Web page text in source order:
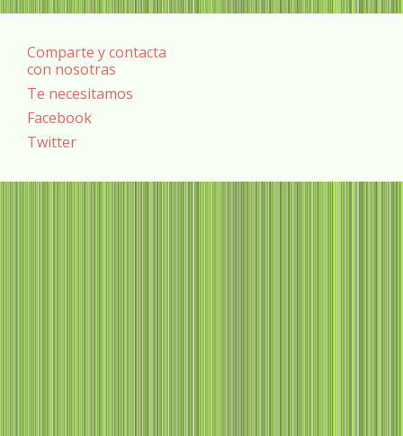
Comparte y contacta
con nosotras
Te necesitamos
Facebook
Twitter